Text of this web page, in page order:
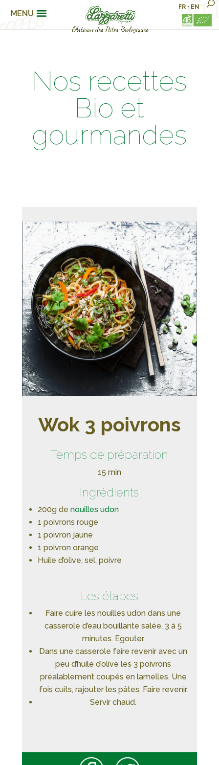
MENU
FR • EN
Nos recettes
Bio et
gourmandes
Wok 3 poivrons
Temps de préparation
15 min
Ingrédients
200g de nouilles udon
1 poivrons rouge
1 poivron jaune
1 poivron orange
Huile d’olive, sel, poivre
Les étapes
Faire cuire les nouilles udon dans une
casserole d’eau bouillante salée, 3 à 5
minutes. Egouter.
Dans une casserole faire revenir avec un
peu d’huile d’olive les 3 poivrons
préalablement coupés en lamelles. Une
fois cuits, rajouter les pâtes. Faire revenir.
Servir chaud.